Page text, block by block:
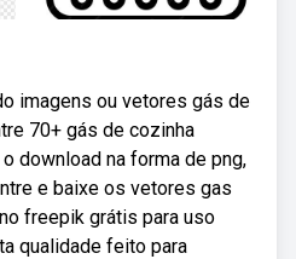
imagens ou vetores gás de
70+ gás de cozinha
download na forma de png,
e baixe os vetores gas
freepik grátis para uso
qualidade feito para